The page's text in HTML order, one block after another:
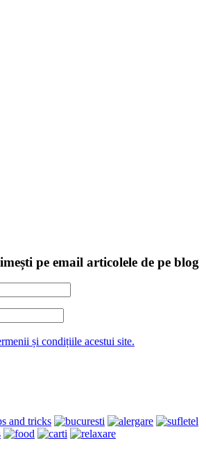
pe email articolele de pe blog
și condițiile acestui site.